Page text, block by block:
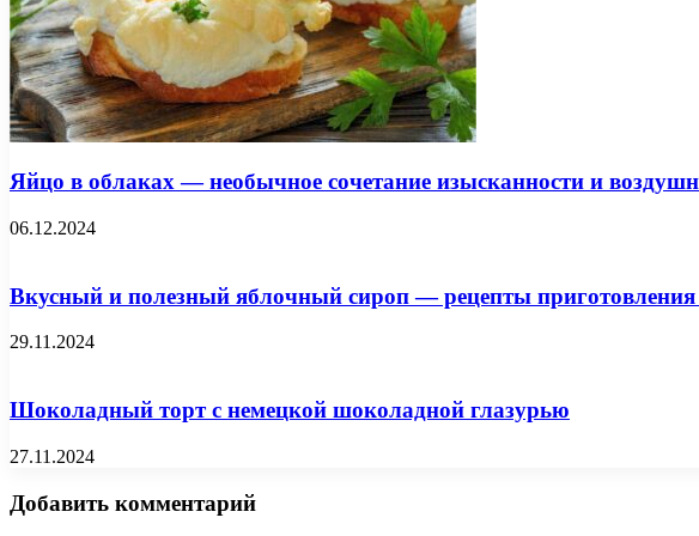
Яйцо в облаках — необычное сочетание изысканности и
06.12.2024
Вкусный и полезный яблочный сироп — рецепты приготовления
29.11.2024
Шоколадный торт с немецкой шоколадной глазурью
27.11.2024
Добавить комментарий